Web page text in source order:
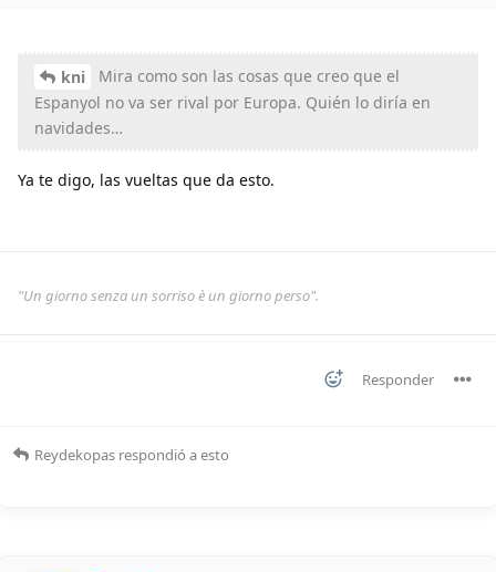
kni
Mira como son las cosas que creo que el
Espanyol no va ser rival por Europa. Quién lo diría en
navidades…
Ya te digo, las vueltas que da esto.
"Un giorno senza un sorriso è un giorno perso".
Responder
Reydekopas respondió a esto